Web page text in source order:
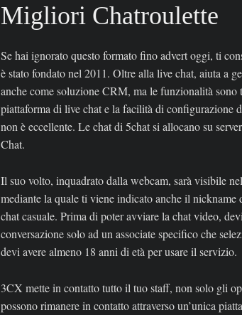
Migliori Chatroulette
Se hai ignorato questo formato fino advert oggi, ti
è stato fondato nel 2011. Oltre alla live chat, aiuta a
anche come soluzione CRM, ma le funzionalità
piattaforma di live chat e la facilità di configurazione
non è eccellente. Le chat di 5chat si allocano su
Chat.
Il suo volto, inquadrato dalla webcam, sarà visibile
mediante la quale ti viene indicato anche il
chat casuale. Prima di poter avviare la chat video,
conversazione solo ad un associate specifico che
devi avere almeno 18 anni di età per usare il servizio.
3CX mette in contatto tutto il tuo staff, non solo gli
possono rimanere in contatto attraverso un’unica